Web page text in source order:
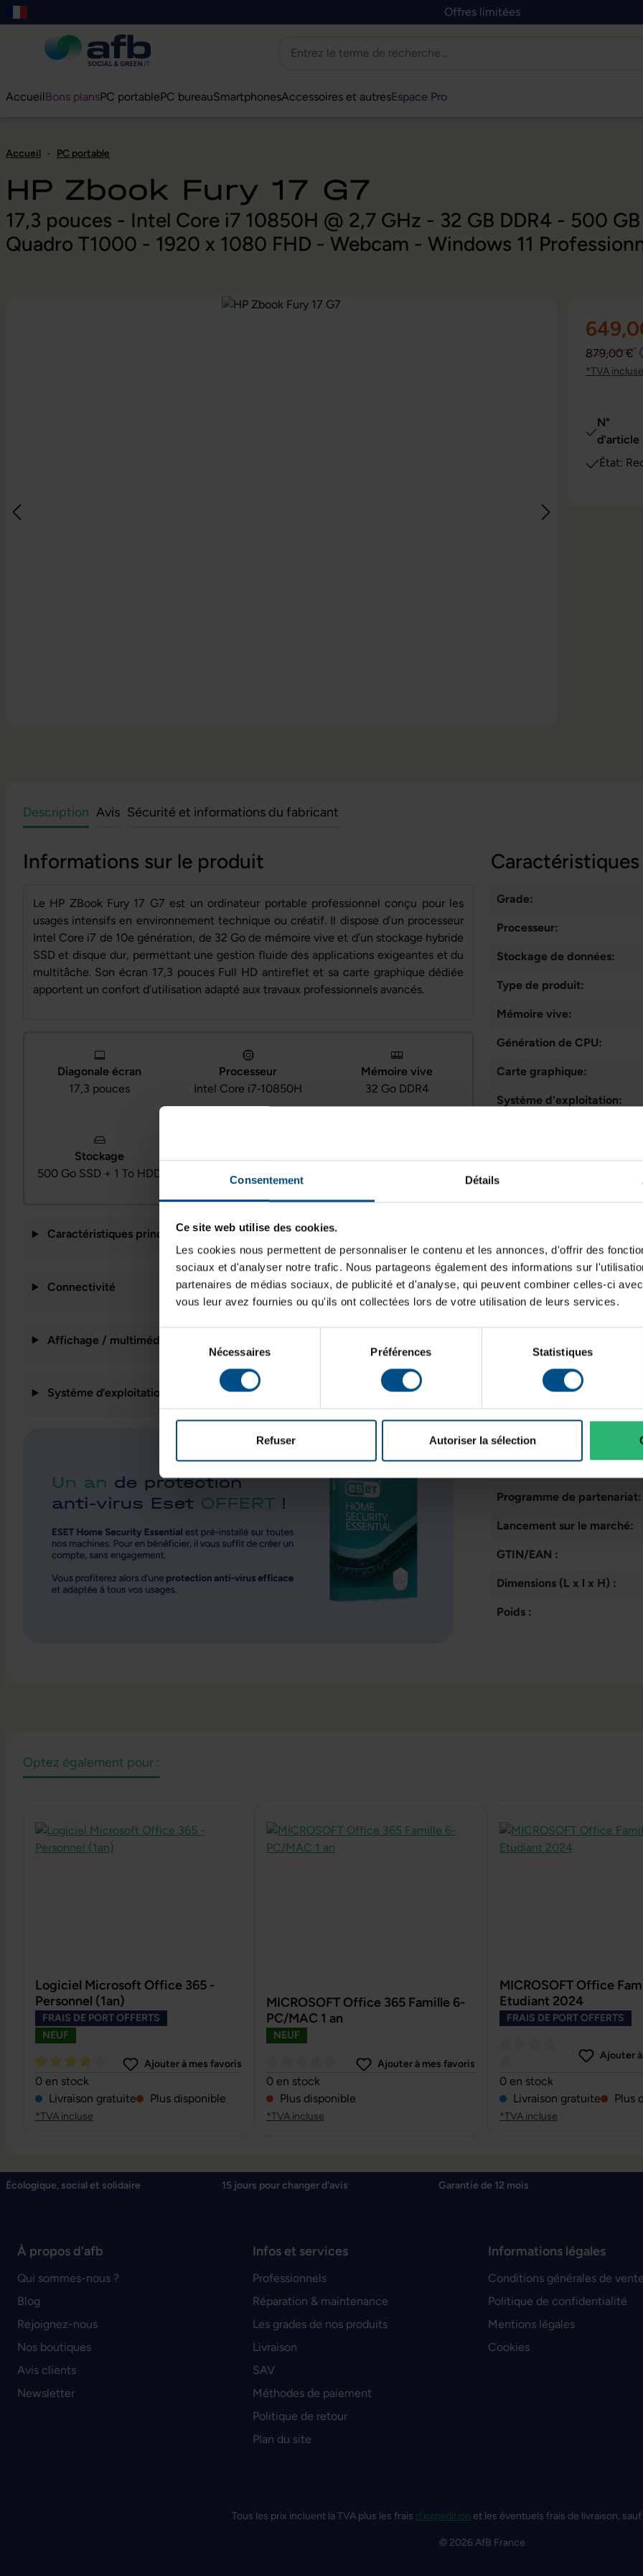
Consentement Détails
Ce site web utilise des cookies.
Les cookies nous permettent de personnaliser le contenu et les annonces, d'offrir des
sociaux et d'analyser notre trafic. Nous partageons également des informations sur
partenaires de médias sociaux, de publicité et d'analyse, qui peuvent combiner celles-ci
vous leur avez fournies ou qu'ils ont collectées lors de votre utilisation de leurs services.
Sélection
consentement
Nécessaires Préférences Statistiques
Refuser Autoriser la sélection
au contenu principal
à la recherche
Passer à la navigation principale
Skip to B2B platform navigation Offres limitées
AccueilBons plansPC portablePC bureauSmartphonesAccessoires et autresEspace Pro
Accueil - PC portable
HP Zbook Fury 17 G7
17,3 pouces - Intel Core i7 10850H @ 2,7 GHz - 32 GB DDR4 - 500
Quadro T1000 - 1920 x 1080 FHD - Webcam - Windows 11
879,00 €
*TVA incluse
N°
d'article
État:
Description Avis Sécurité et informations du fabricant
Informations sur le produit
Le HP ZBook Fury 17 G7 est un ordinateur portable professionnel conçu pour les
usages intensifs en environnement technique ou créatif. Il dispose d’un processeur
Intel Core i7 de 10e génération, de 32 Go de mémoire vive et d’un stockage hybride
SSD et disque dur, permettant une gestion fluide des applications exigeantes et du
multitâche. Son écran 17,3 pouces Full HD antireflet et sa carte graphique dédiée
apportent un confort d’utilisation adapté aux travaux professionnels avancés.
Diagonale écran
17,3 pouces
Processeur
Intel Core i7‑10850H
Mémoire vive
32 Go DDR4
Stockage
500 Go SSD + 1 To HDD
Windows 11
Professionnel
USB, Thunderbolt 3,
Caractéristiques principales
Connectivité
Affichage / multimédia
Système d’exploitation / fonctionnalités
Grade:
Processeur:
Stockage de données:
Type de produit:
Mémoire vive:
Génération de CPU:
Carte graphique:
Système d'exploitation:
Taille du stockage des
Type d'écran:
Connectique:
Taille de l'écran:
Puce graphique intégrée:
Mémoire de la carte
Programme de partenariat:
Lancement sur le marché:
GTIN/EAN :
Dimensions (L x l x H) :
Poids :
Optez également pour :
Logiciel Microsoft Office 365 -
Personnel (1an)
FRAIS DE PORT OFFERTS
NEUF
Note moyenne de 4 sur 5 étoiles
Ajouter à mes favoris
0 en stock
Livraison gratuite
Plus disponible
*TVA incluse
MICROSOFT Office 365 Famille 6-
PC/MAC 1 an
NEUF
Note moyenne de 0 sur 5 étoiles
Ajouter à mes favoris
0 en stock
Plus disponible
*TVA incluse
MICROSOFT Office
Etudiant 2024
FRAIS DE PORT OFFERTS
Note moyenne de 0 sur 5
Ajouter
0 en stock
Livraison gratuite
Plus
*TVA incluse
Écologique, social et solidaire 15 jours pour changer d'avis Garantie de 12 mois
À propos d'afb
Qui sommes-nous ?
Blog
Rejoignez-nous
Nos boutiques
Avis clients
Newsletter
Infos et services
Professionnels
Réparation & maintenance
Les grades de nos produits
Livraison
SAV
Méthodes de paiement
Politique de retour
Plan du site
Informations légales
Conditions générales de
Politique de confidentialité
Mentions légales
Cookies
Tous les prix incluent la TVA plus les frais d'expédition et les éventuels frais de livraison,
© 2026 AfB France